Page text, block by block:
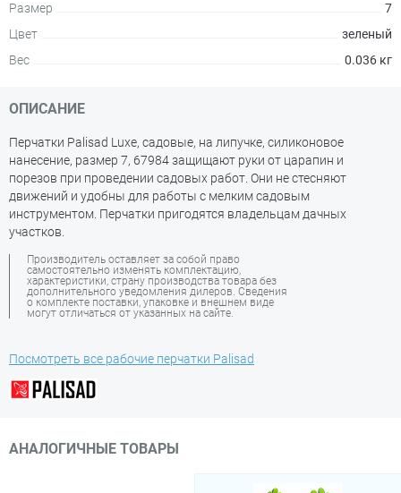
Размер
7
Цвет
зеленый
Вес
0.036 кг
ОПИСАНИЕ
Перчатки Palisad Luxe, садовые, на липучке, силиконовое
нанесение, размер 7, 67984 защищают руки от царапин и
порезов при проведении садовых работ. Они не стесняют
движений и удобны для работы с мелким садовым
инструментом. Перчатки пригодятся владельцам дачных
участков.
Производитель оставляет за собой право
самостоятельно изменять комплектацию,
характеристики, страну производства товара без
дополнительного уведомления дилеров. Сведения
о комплекте поставки, упаковке и внешнем виде
могут отличаться от указанных на сайте.
Посмотреть все рабочие перчатки Palisad
АНАЛОГИЧНЫЕ ТОВАРЫ